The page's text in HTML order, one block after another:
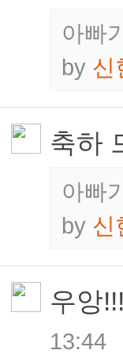
아빠
by 신
축하
아빠
by 신
우앙
13:44